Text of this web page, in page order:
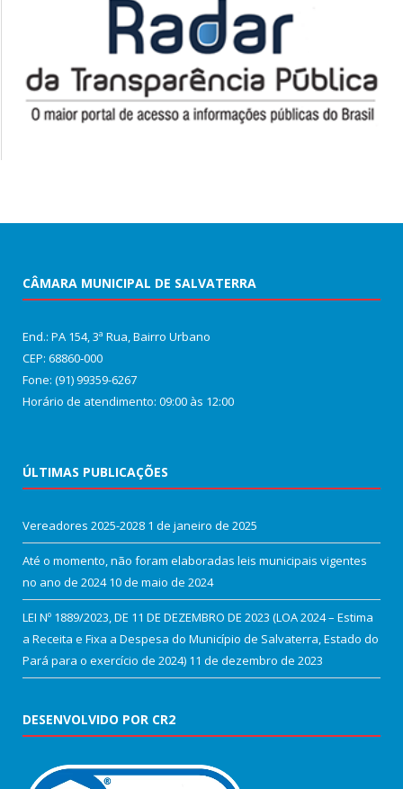
CÂMARA MUNICIPAL DE SALVATERRA
End.: PA 154, 3ª Rua, Bairro Urbano
CEP: 68860‑000
Fone: (91) 99359-6267
Horário de atendimento: 09:00 às 12:00
ÚLTIMAS PUBLICAÇÕES
Vereadores 2025-2028 1 de janeiro de 2025
Até o momento, não foram elaboradas leis municipais vigentes
no ano de 2024 10 de maio de 2024
LEI Nº 1889/2023, DE 11 DE DEZEMBRO DE 2023 (LOA 2024 – Estima
a Receita e Fixa a Despesa do Município de Salvaterra, Estado do
Pará para o exercício de 2024) 11 de dezembro de 2023
DESENVOLVIDO POR CR2